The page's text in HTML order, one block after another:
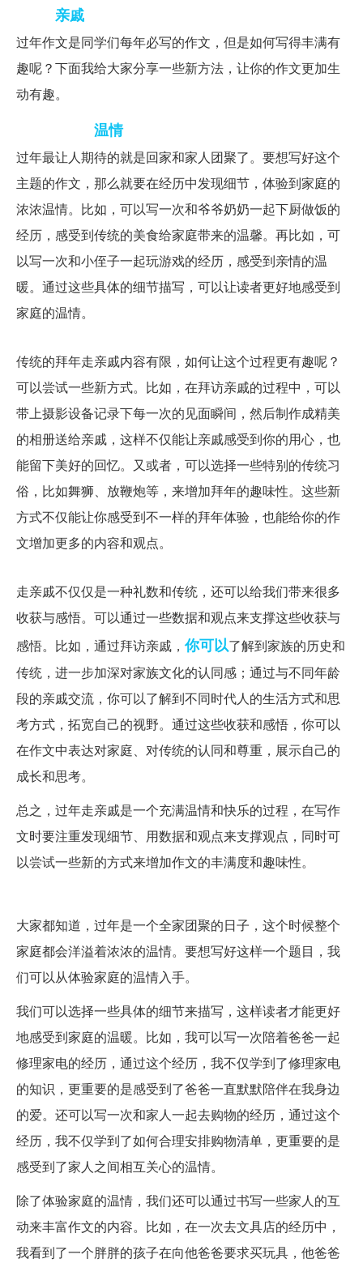
亲戚
过年作文是同学们每年必写的作文，但是如何写得丰满有
趣呢？下面我给大家分享一些新方法，让你的作文更加生
动有趣。
温情
过年最让人期待的就是回家和家人团聚了。要想写好这个
主题的作文，那么就要在经历中发现细节，体验到家庭的
浓浓温情。比如，可以写一次和爷爷奶奶一起下厨做饭的
经历，感受到传统的美食给家庭带来的温馨。再比如，可
以写一次和小侄子一起玩游戏的经历，感受到亲情的温
暖。通过这些具体的细节描写，可以让读者更好地感受到
家庭的温情。
传统的拜年走亲戚内容有限，如何让这个过程更有趣呢？
可以尝试一些新方式。比如，在拜访亲戚的过程中，可以
带上摄影设备记录下每一次的见面瞬间，然后制作成精美
的相册送给亲戚，这样不仅能让亲戚感受到你的用心，也
能留下美好的回忆。又或者，可以选择一些特别的传统习
俗，比如舞狮、放鞭炮等，来增加拜年的趣味性。这些新
方式不仅能让你感受到不一样的拜年体验，也能给你的作
文增加更多的内容和观点。
走亲戚不仅仅是一种礼数和传统，还可以给我们带来很多
收获与感悟。可以通过一些数据和观点来支撑这些收获与
感悟。比如，通过拜访亲戚，你可以了解到家族的历史和
传统，进一步加深对家族文化的认同感；通过与不同年龄
段的亲戚交流，你可以了解到不同时代人的生活方式和思
考方式，拓宽自己的视野。通过这些收获和感悟，你可以
在作文中表达对家庭、对传统的认同和尊重，展示自己的
成长和思考。
总之，过年走亲戚是一个充满温情和快乐的过程，在写作
文时要注重发现细节、用数据和观点来支撑观点，同时可
以尝试一些新的方式来增加作文的丰满度和趣味性。
大家都知道，过年是一个全家团聚的日子，这个时候整个
家庭都会洋溢着浓浓的温情。要想写好这样一个题目，我
们可以从体验家庭的温情入手。
我们可以选择一些具体的细节来描写，这样读者才能更好
地感受到家庭的温暖。比如，我可以写一次陪着爸爸一起
修理家电的经历，通过这个经历，我不仅学到了修理家电
的知识，更重要的是感受到了爸爸一直默默陪伴在我身边
的爱。还可以写一次和家人一起去购物的经历，通过这个
经历，我不仅学到了如何合理安排购物清单，更重要的是
感受到了家人之间相互关心的温情。
除了体验家庭的温情，我们还可以通过书写一些家人的互
动来丰富作文的内容。比如，在一次去文具店的经历中，
我看到了一个胖胖的孩子在向他爸爸要求买玩具，他爸爸